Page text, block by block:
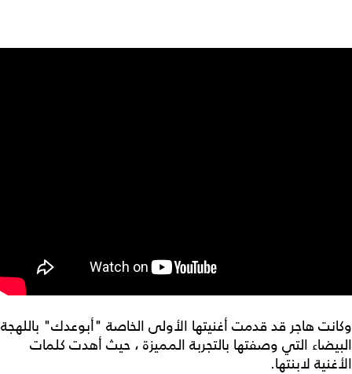
وكانت هاجر قد قدمت أغنيتها الأولى الخاصة "أبوعدك" باللهجة
البيضاء التي وصفتها بالتجربة المميزة ، حيث أهدت كلمات
الأغنية لابنتها.